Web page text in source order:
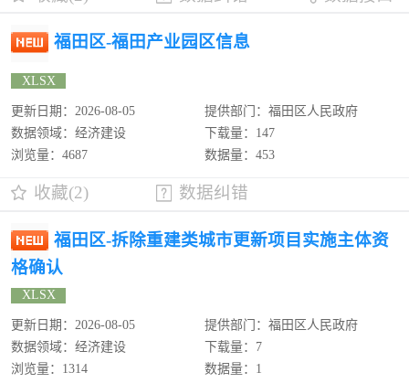
福田区-福田产业园区信息
XLSX
更新日期：2026-08-05
提供部门：福田区人民政府
数据领域：经济建设
下载量：147
浏览量：4687
数据量：453
收藏(2) 数据纠错
福田区-拆除重建类城市更新项目实施主体资
格确认
XLSX
更新日期：2026-08-05
提供部门：福田区人民政府
数据领域：经济建设
下载量：7
浏览量：1314
数据量：1